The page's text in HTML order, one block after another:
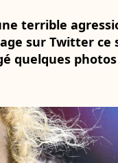
terrible
sur Twitter ce
quelques photos